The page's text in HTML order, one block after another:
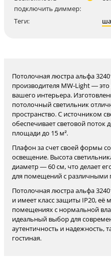
подключить диммер:
Теги:
Потолочная люстра альфа
производителя MW-Light —
вашего интерьера.
потолочный светильник
пространство. С источником
обеспечивает световой поток
площади до 15 м².
Плафон за счет своей формы
освещение. Высота
диаметр — 60 см, что делает
для помещений с различными
Потолочная люстра альфа
и имеет класс защиты IP20, её
помещениях с нормальной
идеальный выбор для
аутентичность и надежность,
гостиная.